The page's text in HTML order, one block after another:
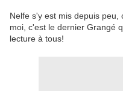
Nelfe s'y est mis depuis
moi, c'est le dernier Grangé
lecture à tous!